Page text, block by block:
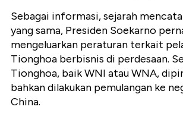
Sebagai informasi, sejarah
yang sama, Presiden Soekarno
mengeluarkan peraturan terkait
Tionghoa berbisnis di perdesaan.
Tionghoa, baik WNI atau WNA,
bahkan dilakukan pemulangan ke
China.